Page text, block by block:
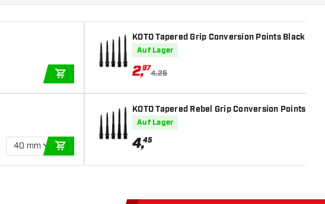
IN DEN WARENKORB
40 mm
IN DEN WARENKORB
KOTO Tapered Grip Conversion Points Black
Auf Lager
2,97
4,25
KOTO Tapered Rebel Grip Conversion Points
Auf Lager
4,45